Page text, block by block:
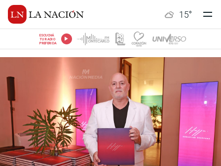
15°
ESCUCHÁ
TU RADIO
PREFERIDA